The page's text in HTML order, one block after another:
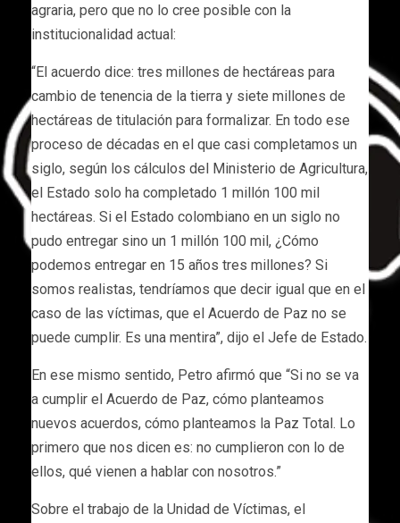
agraria, pero que no lo cree posible con la
institucionalidad actual:
“El acuerdo dice: tres millones de hectáreas para
cambio de tenencia de la tierra y siete millones de
hectáreas de titulación para formalizar. En todo ese
proceso de décadas en el que casi completamos un
siglo, según los cálculos del Ministerio de Agricultura,
el Estado solo ha completado 1 millón 100 mil
hectáreas. Si el Estado colombiano en un siglo no
pudo entregar sino un 1 millón 100 mil, ¿Cómo
podemos entregar en 15 años tres millones? Si
somos realistas, tendríamos que decir igual que en el
caso de las víctimas, que el Acuerdo de Paz no se
puede cumplir. Es una mentira”, dijo el Jefe de Estado.
En ese mismo sentido, Petro afirmó que “Si no se va
a cumplir el Acuerdo de Paz, cómo planteamos
nuevos acuerdos, cómo planteamos la Paz Total. Lo
primero que nos dicen es: no cumplieron con lo de
ellos, qué vienen a hablar con nosotros.”
Sobre el trabajo de la Unidad de Víctimas, el